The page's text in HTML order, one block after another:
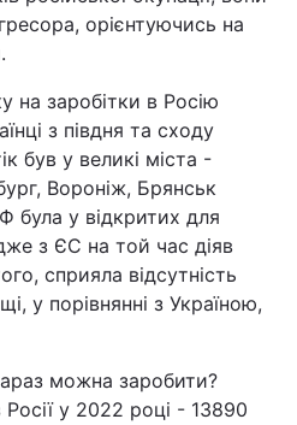
орієнтуючись на
на заробітки в Росію
з півдня та сходу
був у великі міста -
Вороніж, Брянськ
була у відкритих для
з ЄС на той час діяв
сприяла відсутність
у порівнянні з Україною,
можна заробити?
у 2022 році - 13890